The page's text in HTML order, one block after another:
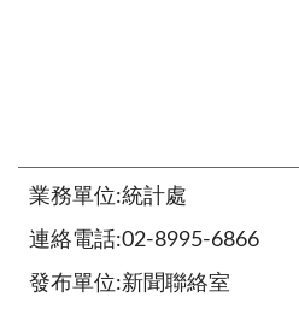
業務單位:統計處
連絡電話:02-8995-6866
發布單位:新聞聯絡室